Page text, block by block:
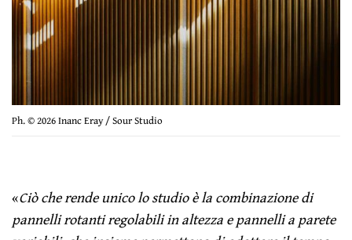
Ph. © 2026 Inanc Eray / Sour Studio
«Ciò che rende unico lo studio è la combinazione di
pannelli rotanti regolabili in altezza e pannelli a parete